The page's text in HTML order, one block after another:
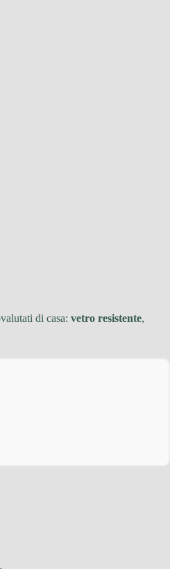
di casa: vetro resistente,